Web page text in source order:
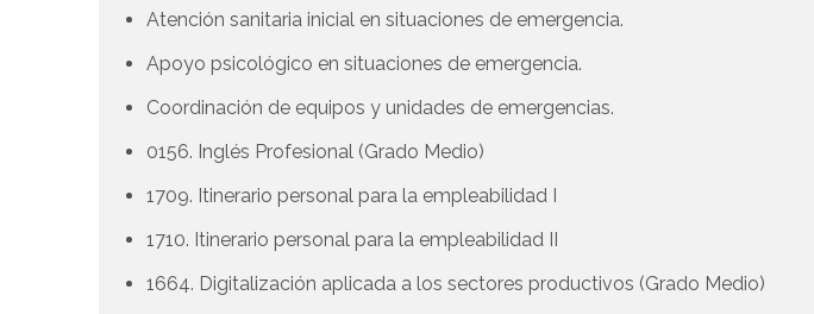
Atención sanitaria inicial en situaciones de emergencia.
Apoyo psicológico en situaciones de emergencia.
Coordinación de equipos y unidades de emergencias.
0156. Inglés Profesional (Grado Medio)
1709. Itinerario personal para la empleabilidad I
1710. Itinerario personal para la empleabilidad II
1664. Digitalización aplicada a los sectores productivos (Grado Medio)